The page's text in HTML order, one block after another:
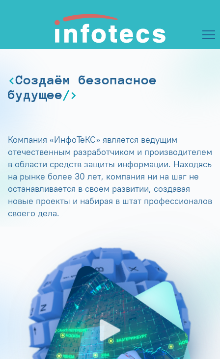
Создаём безопасное
будущее
Компания «ИнфоТеКС» является ведущим
отечественным разработчиком и производителем
в области средств защиты информации. Находясь
на рынке более 30 лет, компания ни на шаг не
останавливается в своем развитии, создавая
новые проекты и набирая в штат профессионалов
своего дела.